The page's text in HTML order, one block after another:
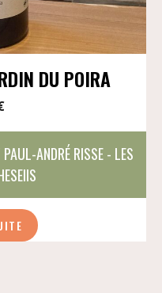
DU POIRA
ANDRÉ RISSE - LES